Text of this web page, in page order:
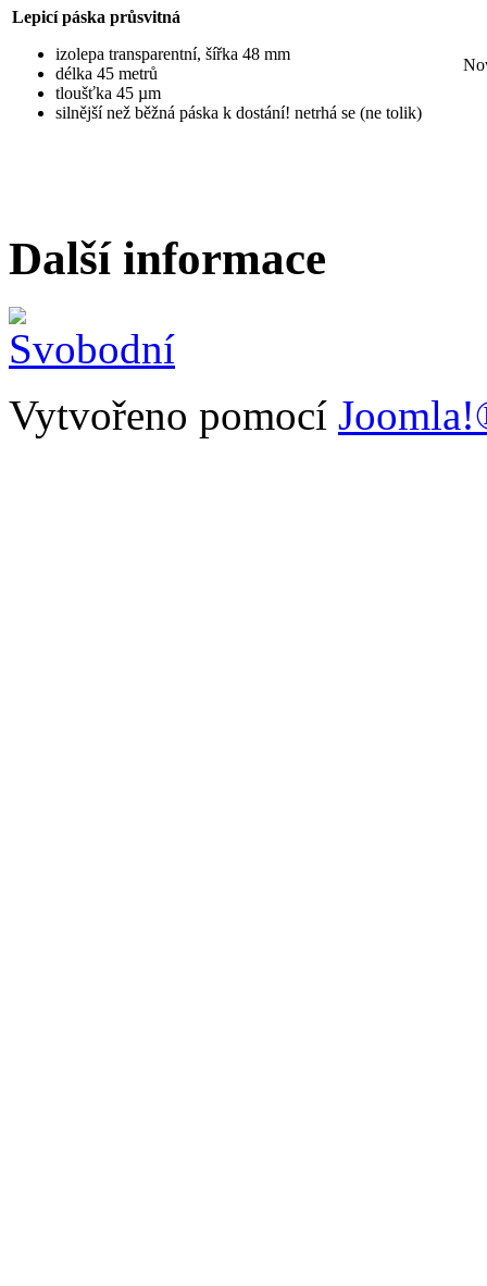
Lepicí páska průsvitná
izolepa transparentní, šířka 48 mm
délka 45 metrů
tloušťka 45 µm
silnější než běžná páska k dostání! netrhá se (ne tolik)
Další informace
Vytvořeno pomocí